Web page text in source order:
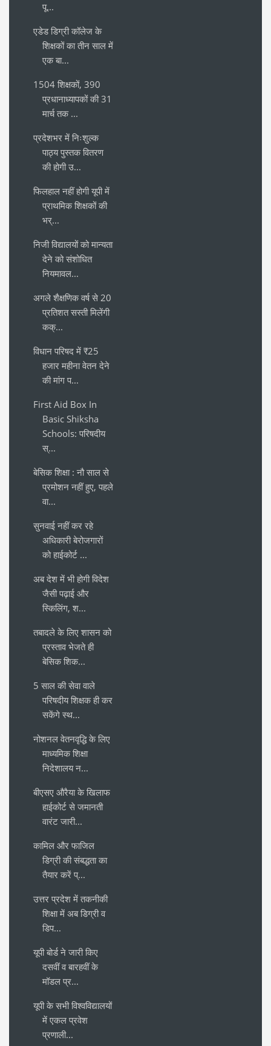
पू...
एडेड डिग्री कॉलेज के
शिक्षकों का तीन साल में
एक बा...
1504 शिक्षकों, 390
प्रधानाध्यापकों की 31
मार्च तक ...
प्रदेशभर में निःशुल्क
पाठ्य पुस्तक वितरण
की होगी उ...
फिलहाल नहीं होगी यूपी में
प्राथमिक शिक्षकों की
भर्...
निजी विद्यालयों को मान्यता
देने को संशोधित
नियमावल...
अगले शैक्षणिक वर्ष से 20
प्रतिशत सस्ती मिलेंगी
कक्...
विधान परिषद में ₹25
हजार महीना वेतन देने
की मांग प...
First Aid Box In
Basic Shiksha
Schools: परिषदीय
स्...
बेसिक शिक्षा : नौ साल से
प्रमोशन नहीं हुए, पहले
वा...
सुनवाई नहीं कर रहे
अधिकारी बेरोजगारों
को हाईकोर्ट ...
अब देश में भी होगी विदेश
जैसी पढ़ाई और
स्किलिंग, श...
तबादले के लिए शासन को
प्रस्ताव भेजते ही
बेसिक शिक...
5 साल की सेवा वाले
परिषदीय शिक्षक ही कर
सकेंगे स्थ...
नोशनल वेतनवृद्धि के लिए
माध्यमिक शिक्षा
निदेशालय न...
बीएसए औरैया के खिलाफ
हाईकोर्ट से जमानती
वारंट जारी...
कामिल और फाजिल
डिग्री की संबद्धता का
तैयार करें प्...
उत्तर प्रदेश में तकनीकी
शिक्षा में अब डिग्री व
डिप...
यूपी बोर्ड ने जारी किए
दसवीं व बारहवीं के
मॉडल प्र...
यूपी के सभी विश्वविद्यालयों
में एकल प्रवेश
प्रणाली...